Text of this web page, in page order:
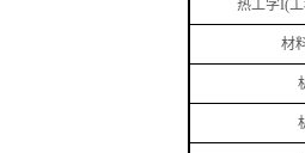
热工学I(
材